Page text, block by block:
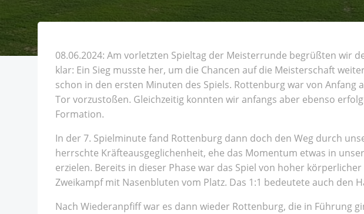
08.06.2024: Am vorletzten Spieltag der Meisterrunde begrüßten wir
klar: Ein Sieg musste her, um die Chancen auf die Meisterschaft
schon in den ersten Minuten des Spiels. Rottenburg war von
Tor vorzustoßen. Gleichzeitig konnten wir anfangs aber ebenso
Formation.
In der 7. Spielminute fand Rottenburg dann doch den Weg durch
herrschte Kräfteausgeglichenheit, ehe das Momentum etwas in
erzielen. Bereits in dieser Phase war das Spiel von hoher
Zweikampf mit Nasenbluten vom Platz. Das 1:1 bedeutete auch den
Nach Wiederanpfiff war es dann wieder Rottenburg, die in Führung